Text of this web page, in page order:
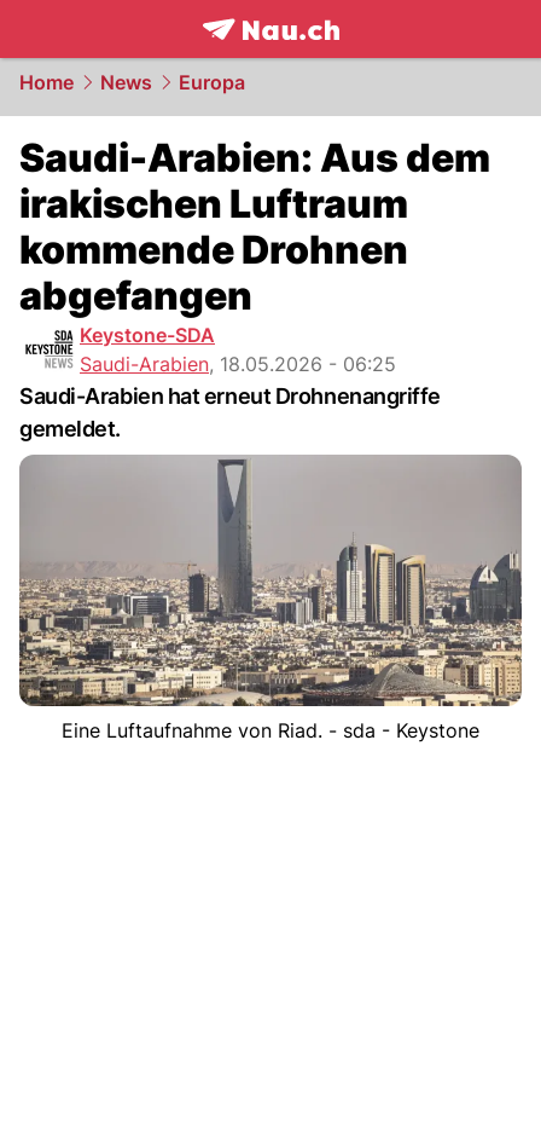
frontpage.NAU.ch
Home News Europa
Saudi-Arabien: Aus dem
irakischen Luftraum
kommende Drohnen
abgefangen
Keystone-SDA
Saudi-Arabien, 18.05.2026 - 06:25
Saudi-Arabien hat erneut Drohnenangriffe
gemeldet.
Eine Luftaufnahme von Riad. - sda - Keystone